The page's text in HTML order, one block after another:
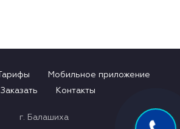
Тарифы
Мобильное приложение
Заказать
Контакты
г. Балашиха